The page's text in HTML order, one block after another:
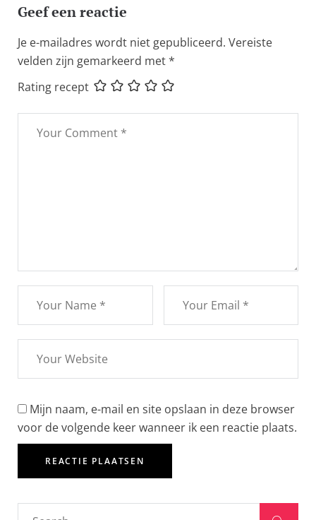
Geef een reactie
Je e-mailadres wordt niet gepubliceerd. Vereiste
velden zijn gemarkeerd met*
Rating recept
Mijn naam, e-mail en site opslaan in deze browser
voor de volgende keer wanneer ik een reactie plaats.